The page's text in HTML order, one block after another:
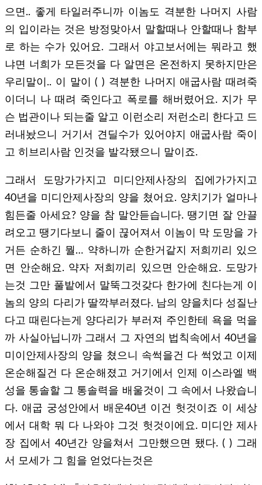
으면.. 좋게 타일러주니까 이놈도 격분한 나머지 사람
의 입이라는 것은 방정맞아서 말할때나 안할때나 함부
로 하는 수가 있어요. 그래서 야고보서에는 뭐라고 했
냐면 너희가 모든것을 다 알면은 온전하지 못하지만은
우리말이.. 이 말이 ( ) 격분한 나머지 애굽사람 때려죽
이더니 나 때려 죽인다고 폭로를 해버렸어요. 지가 무
슨 법관이나 되는줄 알고 이런소리 저런소리 한다고 드
러내놨으니 거기서 견딜수가 있어야지 애굽사람 죽이
고 히브리사람 인것을 발각됐으니 말이죠.
그래서 도망가가지고 미디안제사장의 집에가가지고
40년을 미디안제사장의 양을 쳤어요. 양치기가 얼마나
힘든줄 아세요? 양을 참 말안듣습니다. 땡기면 잘 안끌
려오고 땡기다보니 줄이 끊어져서 이놈이 막 도망을 가
거든 순하긴 뭘… 약하니까 순한거같지 저희끼리 있으
면 안순해요. 약자 저희끼리 있으면 안순해요. 도망가
는것 그만 풀밭에서 말뚝그것갖다 한가에 친다는게 이
놈의 양의 다리가 딸깍부러졌다. 남의 양을치다 성질난
다고 때린다는게 양다리가 부러져 주인한테 욕을 먹을
까 사실아닙니까 그래서 그 자연의 법칙속에서 40년을
미이안제사장의 양을 쳤으니 속썩을건 다 썩었고 이제
온순해질건 다 온순해졌고 거기에서 인제 이스라엘 백
성을 통솔할 그 통솔력을 배울것이 그 속에서 나왔습니
다. 애굽 궁성안에서 배운40년 이건 헛것이죠 이 세상
에서 대학 뭐 다 나와야 그것 헛것이에요. 미디안 제사
장 집에서 40년간 양을쳐서 그만했으면 됐다. ( ) 그래
서 모세가 그 힘을 얻었다는것은